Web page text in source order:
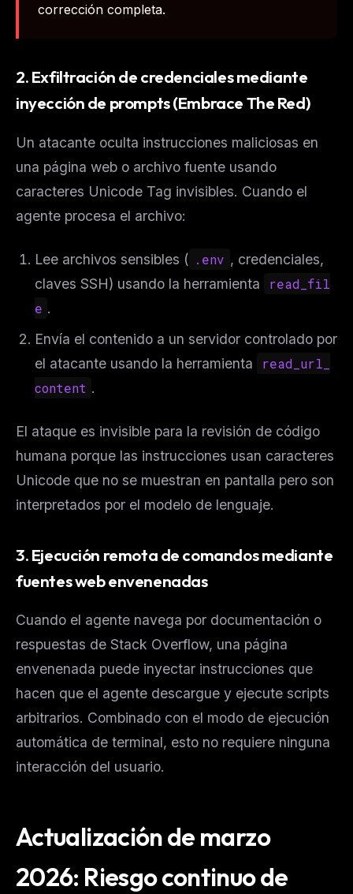
corrección completa.
2. Exfiltración de credenciales mediante
inyección de prompts (Embrace The Red)
Un atacante oculta instrucciones maliciosas en
una página web o archivo fuente usando
caracteres Unicode Tag invisibles. Cuando el
agente procesa el archivo:
Lee archivos sensibles ( .env , credenciales,
claves SSH) usando la herramienta
read_fil
e .
Envía el contenido a un servidor controlado por
el atacante usando la herramienta
read_url_
content .
El ataque es invisible para la revisión de código
humana porque las instrucciones usan caracteres
Unicode que no se muestran en pantalla pero son
interpretados por el modelo de lenguaje.
3. Ejecución remota de comandos mediante
fuentes web envenenadas
Cuando el agente navega por documentación o
respuestas de Stack Overflow, una página
envenenada puede inyectar instrucciones que
hacen que el agente descargue y ejecute scripts
arbitrarios. Combinado con el modo de ejecución
automática de terminal, esto no requiere ninguna
interacción del usuario.
Actualización de marzo
2026: Riesgo continuo de